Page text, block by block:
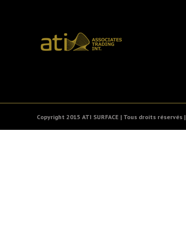
Copyright 2015 ATI SURFACE | Tous droits réservés |